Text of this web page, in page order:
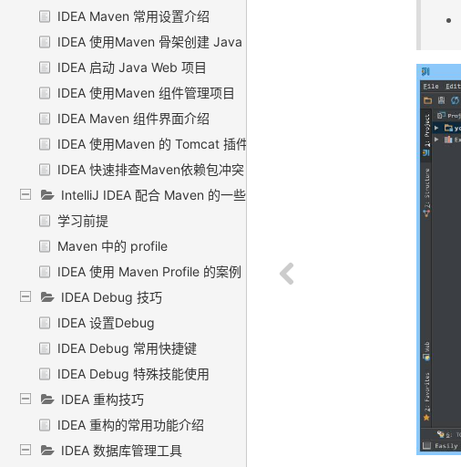
IDEA Maven 常用设置介绍
IDEA 使用Maven 骨架创建 Java Web 项目
IDEA 启动 Java Web 项目
IDEA 使用Maven 组件管理项目
IDEA Maven 组件界面介绍
IDEA 使用Maven 的 Tomcat 插件运行项目
IDEA 快速排查Maven依赖包冲突
IntelliJ IDEA 配合 Maven 的一些要点
学习前提
Maven 中的 profile
IDEA 使用 Maven Profile 的案例
IDEA Debug 技巧
IDEA 设置Debug
IDEA Debug 常用快捷键
IDEA Debug 特殊技能使用
IDEA 重构技巧
IDEA 重构的常用功能介绍
IDEA 数据库管理工具